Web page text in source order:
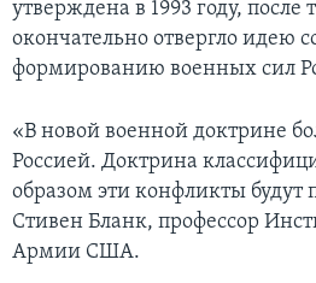
утверждена в 1993 году, после
окончательно отвергло идею
формированию военных сил
«В новой военной доктрине
Россией. Доктрина
образом эти конфликты будут
Стивен Бланк, профессор
Армии США.